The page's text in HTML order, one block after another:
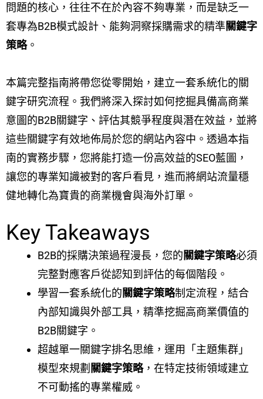
問題的核心，往往不在於內容不夠專業，而是缺乏一
套專為B2B模式設計、能夠洞察採購需求的精準關鍵字
策略。
本篇完整指南將帶您從零開始，建立一套系統化的關
鍵字研究流程。我們將深入探討如何挖掘具備高商業
意圖的B2B關鍵字、評估其競爭程度與潛在效益，並將
這些關鍵字有效地佈局於您的網站內容中。透過本指
南的實務步驟，您將能打造一份高效益的SEO藍圖，
讓您的專業知識被對的客戶看見，進而將網站流量穩
健地轉化為寶貴的商業機會與海外訂單。
Key Takeaways
B2B的採購決策過程漫長，您的關鍵字策略必須
完整對應客戶從認知到評估的每個階段。
學習一套系統化的關鍵字策略制定流程，結合
內部知識與外部工具，精準挖掘高商業價值的
B2B關鍵字。
超越單一關鍵字排名思維，運用「主題集群」
模型來規劃 關鍵字策略，在特定技術領域建立
不可動搖的專業權威。